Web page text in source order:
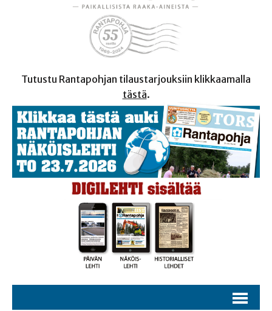
Tutustu Rantapohjan tilaustarjouksiin klikkaamalla
tästä.